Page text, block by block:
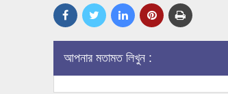
আপনার মতামত লিখুন :